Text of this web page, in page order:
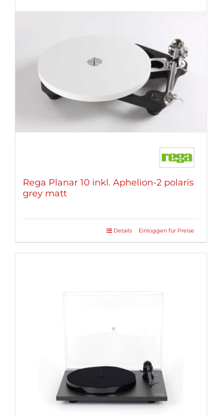
Rega Planar 10 inkl. Aphelion-2 polaris
grey matt
Einloggen für Preise
Details